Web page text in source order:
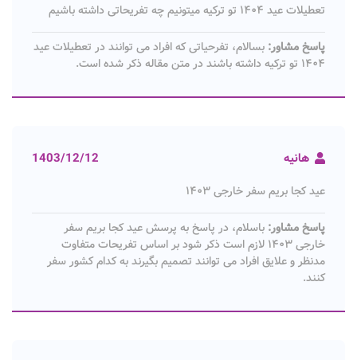
تعطیلات عید ۱۴۰۴ تو ترکیه میتونیم چه تفریحاتی داشته باشیم
پاسخ مشاور: بسالام، تفرحیاتی که افراد می توانند در تعطیلات عید
۱۴۰۴ تو ترکیه داشته باشند در متن مقاله ذکر شده است.
هانیه 1403/12/12
عید کجا بریم سفر خارجی ۱۴۰۳
پاسخ مشاور: باسلام، در پاسخ به پرسش عید کجا بریم سفر
خارجی ۱۴۰۳ لازم است ذکر شود بر اساس تفریحات متفاوت
مدنظر و علایق افراد می توانند تصمیم بگیرند به کدام کشور سفر
کنند.